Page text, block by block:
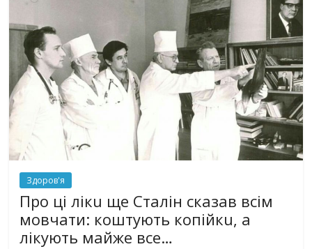
Здоров'я
Про ці лікu ще Сталін сказав всім
мовчати: коштують копійкu, а
лікують майже все…